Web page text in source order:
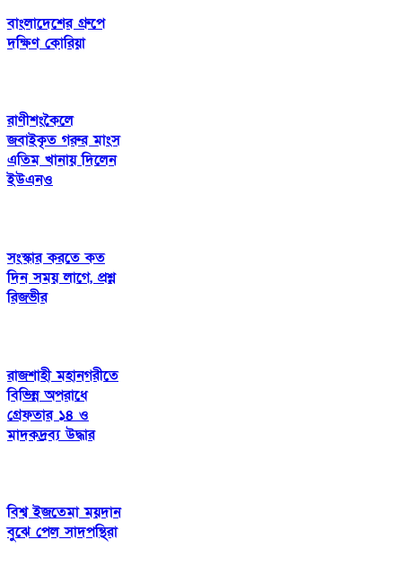
বাংলাদেশের গ্রুপে
দক্ষিণ কোরিয়া
রাণীশংকৈলে
জবাইকৃত গরুর মাংস
এতিম খানায় দিলেন
ইউএনও
সংস্কার করতে কত
দিন সময় লাগে, প্রশ্ন
রিজভীর
রাজশাহী মহানগরীতে
বিভিন্ন অপরাধে
গ্রেফতার ১৪ ও
মাদকদ্রব্য উদ্ধার
বিশ্ব ইজতেমা ময়দান
বুঝে পেল সাদপন্থিরা